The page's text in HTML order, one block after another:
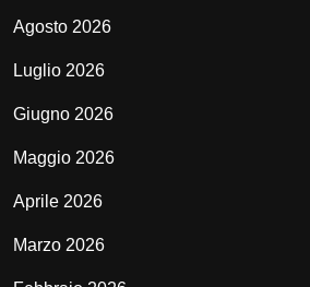
Agosto 2026
Luglio 2026
Giugno 2026
Maggio 2026
Aprile 2026
Marzo 2026